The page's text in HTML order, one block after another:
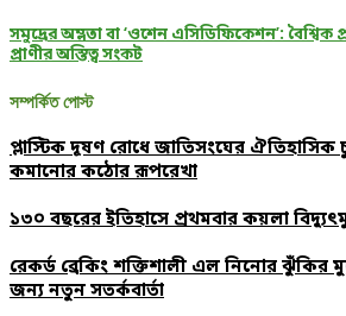
সমুদ্রের অম্লতা বা ‘ওশেন এসিডিফিকেশন’: বৈশ্বিক
প্রাণীর অস্তিত্ব সংকট
সম্পর্কিত পোস্ট
প্লাস্টিক দূষণ রোধে জাতিসংঘের ঐতিহাসিক
কমানোর কঠোর রূপরেখা
১৩০ বছরের ইতিহাসে প্রথমবার কয়লা
রেকর্ড ব্রেকিং শক্তিশালী এল নিনোর ঝুঁকির
জন্য নতুন সতর্কবার্তা